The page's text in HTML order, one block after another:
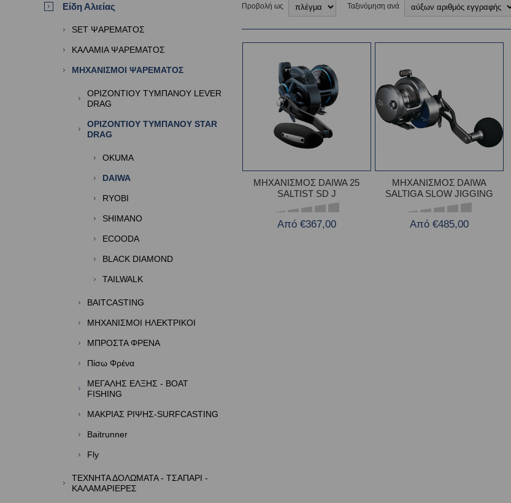
Προβολή ως Ταξινόμηση ανά
ΜΗΧΑΝΙΣΜΟΣ DAIWA 25
SALTIST SD J
Από €367,00
ΜΗΧΑΝΙΣΜΟΣ DAIWA
SALTIGA SLOW JIGGING
Από €485,00
Είδη Αλιείας
SET ΨΑΡΕΜΑΤΟΣ
ΚΑΛΑΜΙΑ ΨΑΡΕΜΑΤΟΣ
ΜΗΧΑΝΙΣΜΟΙ ΨΑΡΕΜΑΤΟΣ
ΟΡΙΖΟΝΤΙΟΥ ΤΥΜΠΑΝΟΥ LEVER
DRAG
OΡΙΖΟΝΤΙΟΥ ΤΥΜΠΑΝΟΥ STAR
DRAG
OKUMA
DAIWA
RYOBI
SHIMANO
ECOODA
BLACK DIAMOND
TAILWALK
BAITCASTING
ΜΗΧΑΝΙΣΜΟΙ ΗΛΕΚΤΡΙΚΟΙ
ΜΠΡΟΣΤΑ ΦΡΕΝΑ
Πίσω Φρένα
ΜΕΓΑΛΗΣ ΕΛΞΗΣ - BOAT
FISHING
ΜΑΚΡΙΑΣ ΡΙΨΗΣ-SURFCASTING
Baitrunner
Fly
ΤΕΧΝΗΤΑ ΔΟΛΩΜΑΤΑ - ΤΣΑΠΑΡΙ -
ΚΑΛΑΜΑΡΙΕΡΕΣ